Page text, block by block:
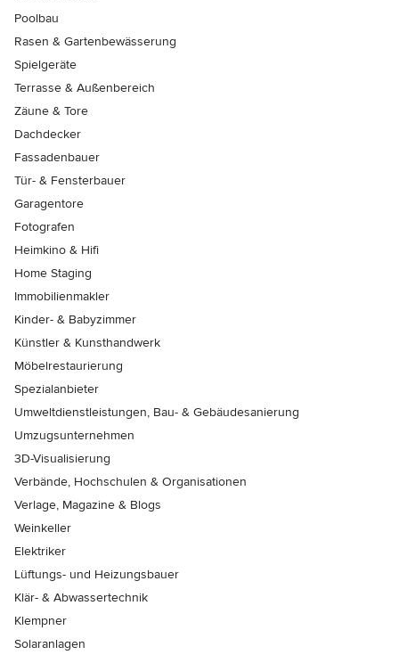
Poolbau
Rasen & Gartenbewässerung
Spielgeräte
Terrasse & Außenbereich
Zäune & Tore
Dachdecker
Fassadenbauer
Tür- & Fensterbauer
Garagentore
Fotografen
Heimkino & Hifi
Home Staging
Immobilienmakler
Kinder- & Babyzimmer
Künstler & Kunsthandwerk
Möbelrestaurierung
Spezialanbieter
Umweltdienstleistungen, Bau- & Gebäudesanierung
Umzugsunternehmen
3D-Visualisierung
Verbände, Hochschulen & Organisationen
Verlage, Magazine & Blogs
Weinkeller
Elektriker
Lüftungs- und Heizungsbauer
Klär- & Abwassertechnik
Klempner
Solaranlagen